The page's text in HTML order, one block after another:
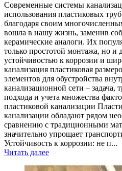
Современные системы
использования пластиковых
благодаря своим
вошла в нашу жизнь, заменив
керамические аналоги. Их
только простотой монтажа, но и
устойчивостью к коррозии и
канализация пластиковая
элементов для обустройства
канализационной сети – задача,
подхода и учета множества
пластиковой канализации
канализации обладают рядом
сравнению с традиционными
значительно упрощает
Устойчивость к коррозии: не п...
Читать далее